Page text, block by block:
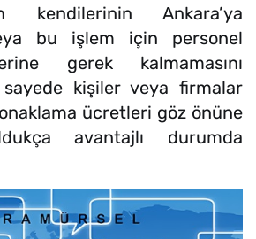
kendilerinin Ankara’ya
bu işlem için personel
gerek kalmamasını
sayede kişiler veya firmalar
ücretleri göz önüne
avantajlı durumda